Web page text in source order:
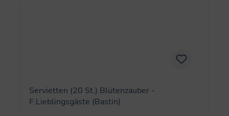
Servietten (20 St.) Blütenzauber -
F.Lieblingsgäste (Bastin)